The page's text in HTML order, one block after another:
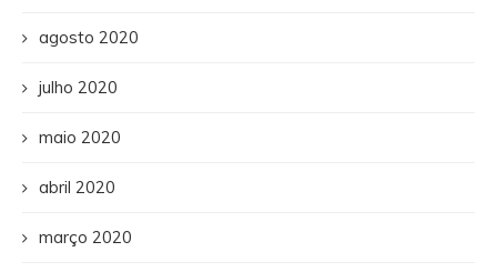
agosto 2020
julho 2020
maio 2020
abril 2020
março 2020